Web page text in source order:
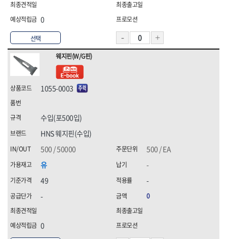
선택
0
웨지핀(W/G핀)
1055-0003
HNS 웨지핀(수입)
500 / EA
유
49
-
0
수입(포500입)
500 / 50000
-
-
0